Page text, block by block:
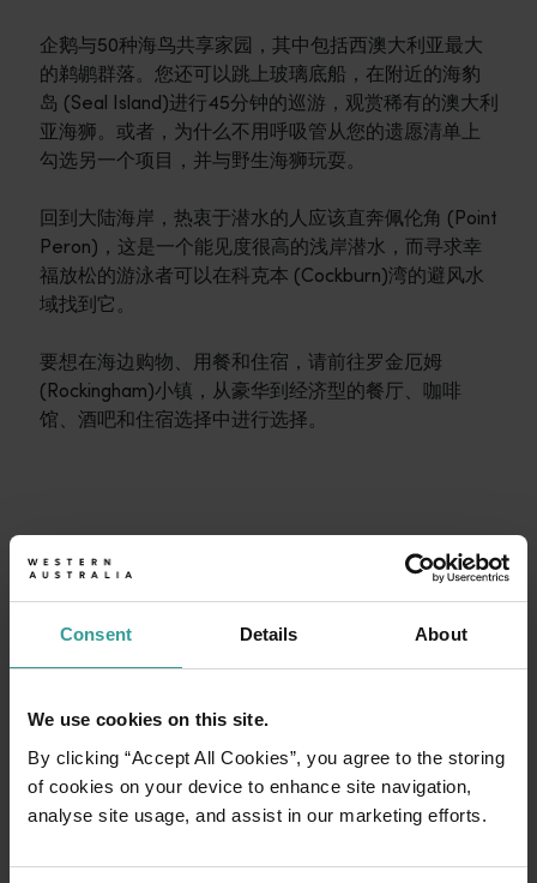
Consent Details About
We use cookies on this site.
By clicking “Accept All Cookies”, you agree to the storing
of cookies on your device to enhance site navigation,
analyse site usage, and assist in our marketing efforts.
企鹅与50种海鸟共享家园，其中包括西澳大利亚最大
的鹈鹕群落。您还可以跳上玻璃底船，在附近的海豹
岛 (Seal Island)进行45分钟的巡游，观赏稀有的澳大利
亚海狮。或者，为什么不用呼吸管从您的遗愿清单上
勾选另一个项目，并与野生海狮玩耍。
回到大陆海岸，热衷于潜水的人应该直奔佩伦角 (Point
Peron)，这是一个能见度很高的浅岸潜水，而寻求幸
福放松的游泳者可以在科克本 (Cockburn)湾的避风水
域找到它。
要想在海边购物、用餐和住宿，请前往罗金厄姆
(Rockingham)小镇，从豪华到经济型的餐厅、咖啡
馆、酒吧和住宿选择中进行选择。
<p>在穿越西澳大利亚迷人风景的史诗级旅途中体验公路自驾
旅行故事
<p>准备好探索了？请看看这些来自西澳大利亚州各地的冒险
开始规划